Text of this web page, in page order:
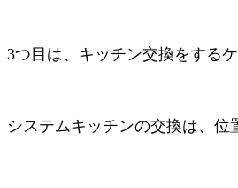
3つ目は、キッチン交換をするケ
システムキッチンの交換は、位